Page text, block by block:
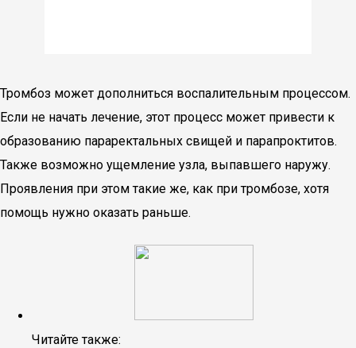
Тромбоз может дополниться воспалительным процессом.
Если не начать лечение, этот процесс может привести к
образованию параректальных свищей и парапроктитов.
Также возможно ущемление узла, выпавшего наружу.
Проявления при этом такие же, как при тромбозе, хотя
помощь нужно оказать раньше.
Читайте также: